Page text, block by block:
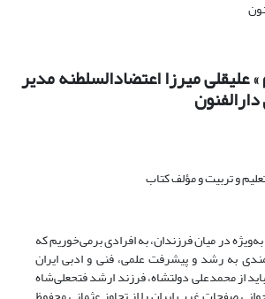
علیقلی میرزا اعتضادالسلطنه مدیر
و تربیت و مؤلف کتاب
به‌ویژه در میان فرزندان، به افرادی برمی‌خوریم که
به رشد و پیشرفت علمی، فنی و ادبی ایران
از محمدعلی دولتشاه، فرزند ارشد فتحعلی‌شاه